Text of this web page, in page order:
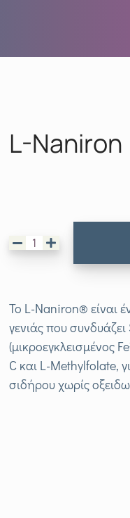
L-Naniron
L-Naniron ποσότητα
Το L-Naniron® είναι
γενιάς που
(μικροεγκλεισμένος
C και L-Methylfolate,
σιδήρου χωρίς